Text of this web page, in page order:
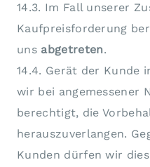
14.3. Im Fall unserer
Kaufpreisforderung
uns abgetreten.
14.4. Gerät der Kunde
wir bei angemessener
berechtigt, die
herauszuverlangen.
Kunden dürfen wir